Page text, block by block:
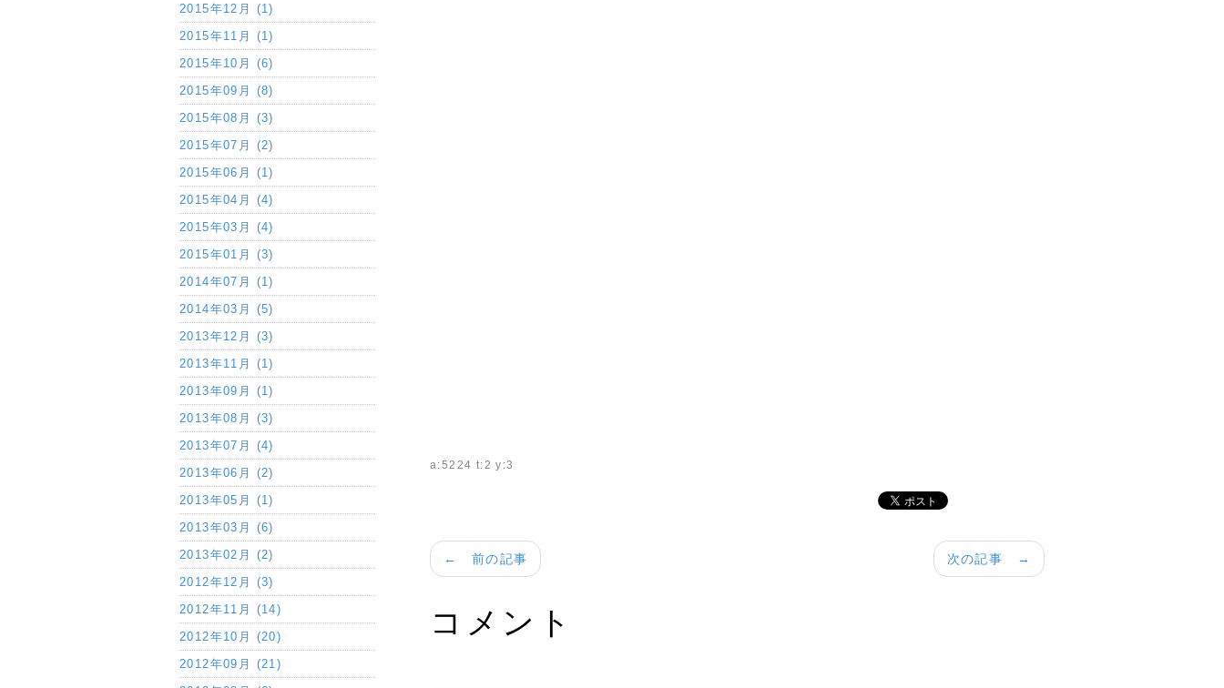
a:5224 t:2 y:3
次の記事 →
← 前の記事
コメント
2015年12月 (1)
2015年11月 (1)
2015年10月 (6)
2015年09月 (8)
2015年08月 (3)
2015年07月 (2)
2015年06月 (1)
2015年04月 (4)
2015年03月 (4)
2015年01月 (3)
2014年07月 (1)
2014年03月 (5)
2013年12月 (3)
2013年11月 (1)
2013年09月 (1)
2013年08月 (3)
2013年07月 (4)
2013年06月 (2)
2013年05月 (1)
2013年03月 (6)
2013年02月 (2)
2012年12月 (3)
2012年11月 (14)
2012年10月 (20)
2012年09月 (21)